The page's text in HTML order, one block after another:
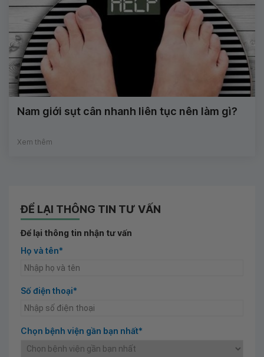
Nam giới sụt cân nhanh liên tục nên làm gì?
Xem thêm
ĐỂ LẠI THÔNG TIN TƯ VẤN
Để lại thông tin nhận tư vấn
Họ và tên*
Số điện thoại*
Chọn bệnh viện gần bạn nhất*